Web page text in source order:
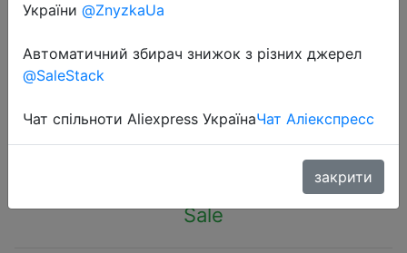
Number Card Plate Telephone
Number Car Park Stop Automobile
Accessories Car-styling 13x2.5cm
76 руб.
Sale
України @ZnyzkaUa
Автоматичний збирач знижок з різних джерел
@SaleStack
Чат спільноти Aliexpress УкраїнаЧат Аліекспресс
закрити